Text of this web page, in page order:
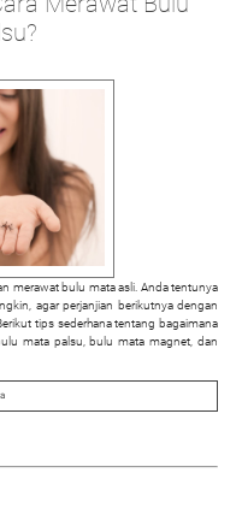
merawat bulu mata asli. Anda tentunya
agar perjanjian berikutnya dengan
tips sederhana tentang bagaimana
mata palsu, bulu mata magnet, dan